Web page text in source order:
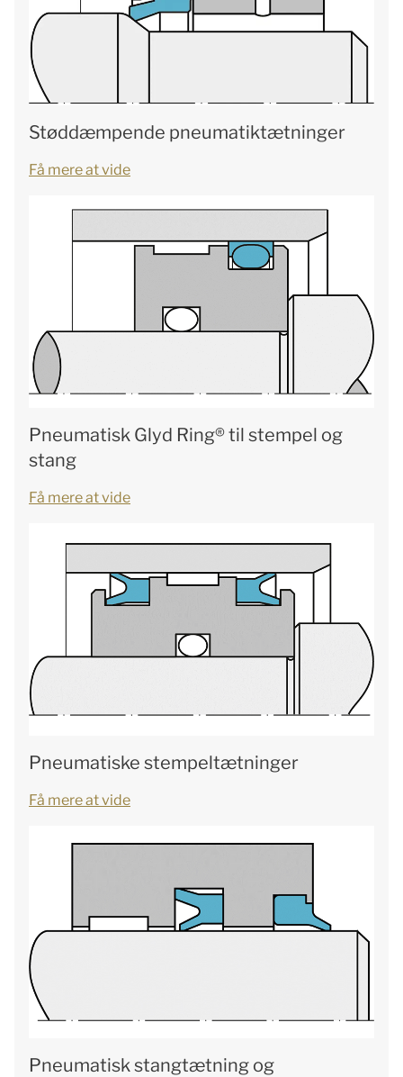
Støddæmpende pneumatiktætninger
Få mere at vide
Pneumatisk Glyd Ring® til stempel og
stang
Få mere at vide
Pneumatiske stempeltætninger
Få mere at vide
Pneumatisk stangtætning og